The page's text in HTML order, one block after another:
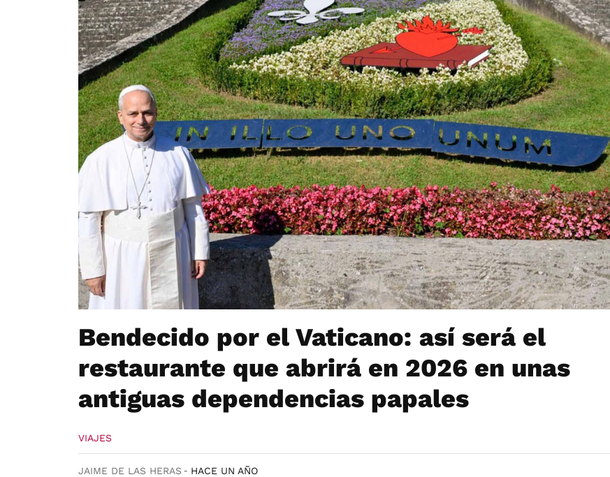
Bendecido por el Vaticano: así será el
restaurante que abrirá en 2026 en unas
antiguas dependencias papales
VIAJES
JAIME DE LAS HERAS HACE UN AÑO